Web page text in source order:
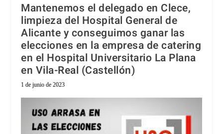
Mantenemos el delegado en Clece,
limpieza del Hospital General de
Alicante y conseguimos ganar las
elecciones en la empresa de catering
en el Hospital Universitario La Plana
en Vila-Real (Castellón)
1 de junio de 2023